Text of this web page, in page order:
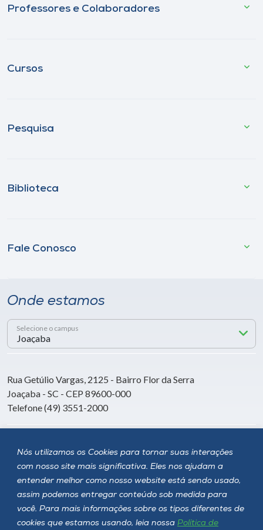
Nós utilizamos os Cookies para tornar suas interações
com nosso site mais significativa. Eles nos ajudam a
entender melhor como nosso website está sendo usado,
assim podemos entregar conteúdo sob medida para
você. Para mais informações sobre os tipos diferentes de
cookies que estamos usando, leia nossa Política de
Professores e Colaboradores
Cursos
Pesquisa
Biblioteca
Fale Conosco
Onde estamos
Selecione o campus
Rua Getúlio Vargas, 2125 - Bairro Flor da Serra
Joaçaba - SC - CEP 89600-000
Telefone (49) 3551-2000
Siga a Unoesc